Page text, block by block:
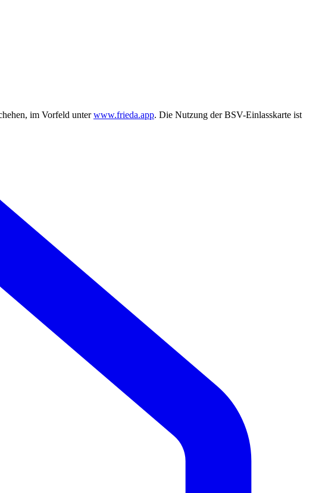
im Vorfeld unterwww.frieda.app. Die Nutzung der BSV-Einlasskarte ist